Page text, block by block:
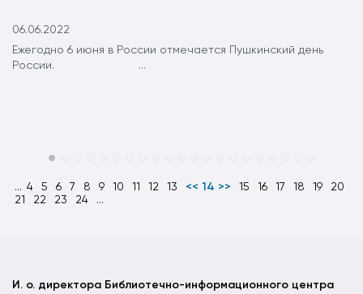
06.06.2022
Ежегодно 6 июня в России отмечается Пушкинский день
России. ...
... 4 5 6 7 8 9 10 11 12 13 << 14 >> 15 16 17 18 19
20
21
22 23 24 ...
И. о. директора Библиотечно-информационного центра